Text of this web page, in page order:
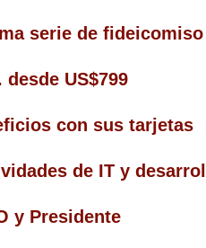
serie de
desde US$799
con sus tarjetas
de IT y
y Presidente